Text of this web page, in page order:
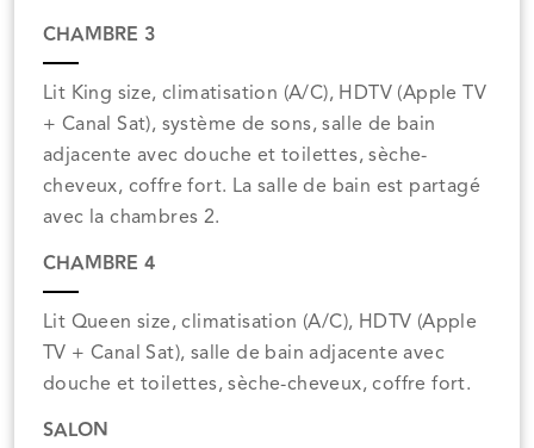
CHAMBRE 3
Lit King size, climatisation (A/C), HDTV (Apple TV
+ Canal Sat), système de sons, salle de bain
adjacente avec douche et toilettes, sèche-
cheveux, coffre fort. La salle de bain est partagé
avec la chambres 2.
CHAMBRE 4
Lit Queen size, climatisation (A/C), HDTV (Apple
TV + Canal Sat), salle de bain adjacente avec
douche et toilettes, sèche-cheveux, coffre fort.
SALON